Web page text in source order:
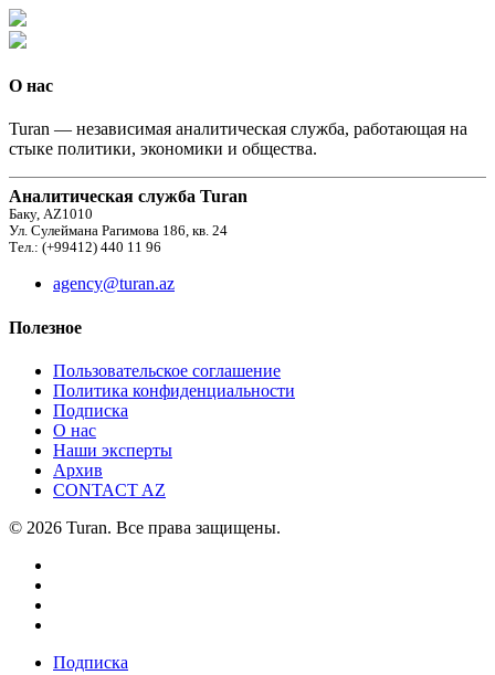
О нас
Turan — независимая аналитическая служба, работающая на
стыке политики, экономики и общества.
Аналитическая служба Turan
Баку, AZ1010
Ул. Сулеймана Рагимова 186, кв. 24
Тел.: (+99412) 440 11 96
agency@turan.az
Полезное
Пользовательское соглашение
Политика конфиденциальности
Подписка
О нас
Наши эксперты
Архив
CONTACT AZ
© 2026 Turan. Все права защищены.
Подписка